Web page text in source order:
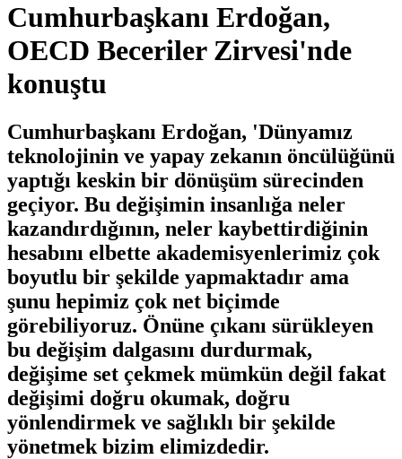
Cumhurbaşkanı Erdoğan,
OECD Beceriler Zirvesi'nde
konuştu
Cumhurbaşkanı Erdoğan, 'Dünyamız
teknolojinin ve yapay zekanın öncülüğünü
yaptığı keskin bir dönüşüm sürecinden
geçiyor. Bu değişimin insanlığa neler
kazandırdığının, neler kaybettirdiğinin
hesabını elbette akademisyenlerimiz çok
boyutlu bir şekilde yapmaktadır ama
şunu hepimiz çok net biçimde
görebiliyoruz. Önüne çıkanı sürükleyen
bu değişim dalgasını durdurmak,
değişime set çekmek mümkün değil fakat
değişimi doğru okumak, doğru
yönlendirmek ve sağlıklı bir şekilde
yönetmek bizim elimizdedir.